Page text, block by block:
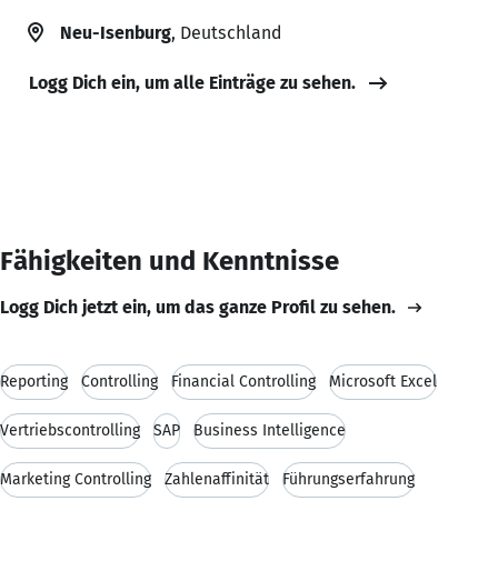
Neu-Isenburg, Deutschland
Logg Dich ein, um alle Einträge zu sehen.
Fähigkeiten und Kenntnisse
Logg Dich jetzt ein, um das ganze Profil zu sehen.
Reporting Controlling Financial Controlling Microsoft Excel
Vertriebscontrolling SAP Business Intelligence
Marketing Controlling Zahlenaffinität Führungserfahrung